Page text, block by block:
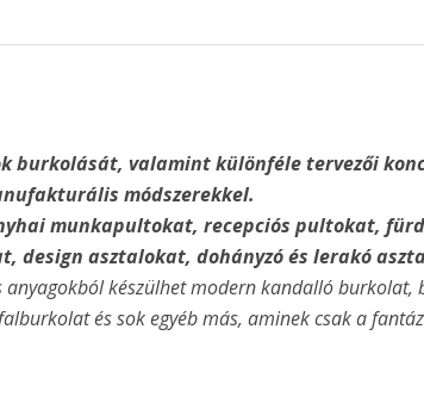
burkolását, valamint különféle tervezői
módszerekkel.
munkapultokat, recepciós pultokat,
design asztalokat, dohányzó és lerakó
anyagokból készülhet modern kandalló burkolat,
és sok egyéb más, aminek csak a